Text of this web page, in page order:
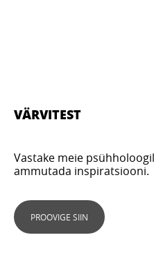
VÄRVITEST
Vastake meie
ammutada inspiratsiooni.
PROOVIGE SIIN